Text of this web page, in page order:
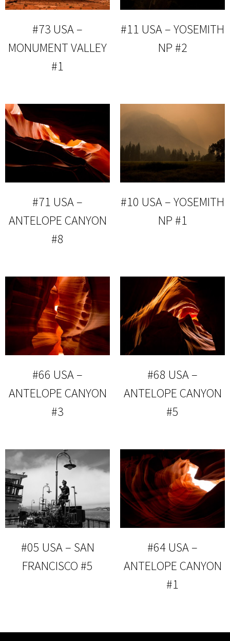
#73 USA –
MONUMENT VALLEY
#1
#11 USA – YOSEMITH
NP #2
#71 USA –
ANTELOPE CANYON
#8
#10 USA – YOSEMITH
NP #1
#66 USA –
ANTELOPE CANYON
#3
#68 USA –
ANTELOPE CANYON
#5
#05 USA – SAN
FRANCISCO #5
#64 USA –
ANTELOPE CANYON
#1